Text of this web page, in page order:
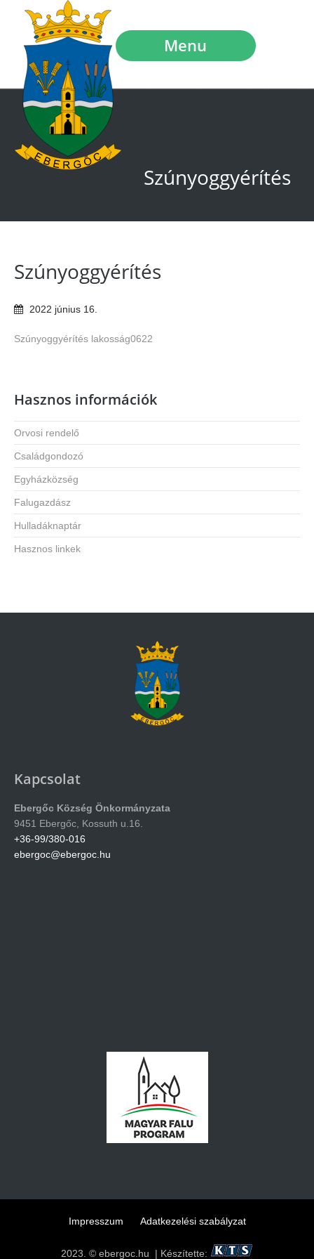
Menu
Szúnyoggyérítés
Szúnyoggyérítés
2022 június 16
Szúnyoggyérítés lakosság0622
Hasznos információk
Orvosi rendelő
Családgondozó
Egyházközség
Falugazdász
Hulladáknaptár
Hasznos linkek
Kapcsolat
Ebergőc Község Önkormányzata
9451 Ebergőc, Kossuth u.16.
+36-99/380-016
ebergoc@ebergoc.hu
Impresszum Adatkezelési szabályzat
2023. © ebergoc.hu | Készítette: